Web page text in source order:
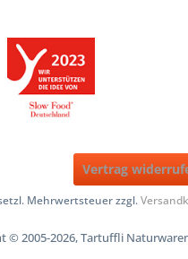
Vertrag
Mehrwertsteuer zzgl.
© 2005-2026, Tartuffli